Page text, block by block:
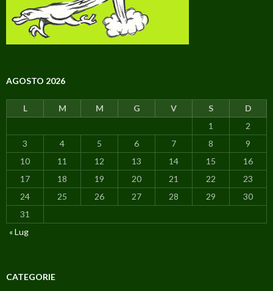
AGOSTO 2026
L M M G V S
D
1
2
3
4 5 6 7 8
9
10
11 12 13 14 15
16
17
18 19 20 21 22
23
24
25 26 27 28 29
30
31
« Lug
CATEGORIE